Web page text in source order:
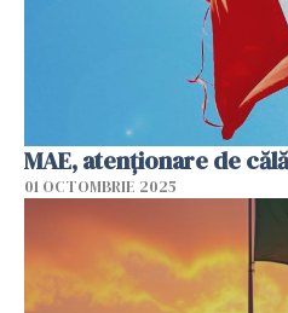
MAE, atenţionare de
01 OCTOMBRIE 2025